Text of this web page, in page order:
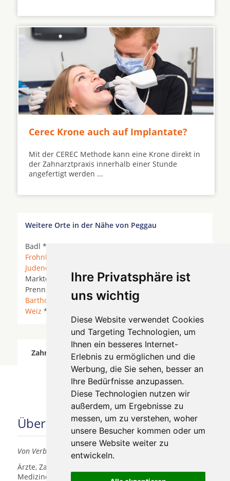
Ihre Privatsphäre ist
uns wichtig
Diese Website verwendet Cookies
und Targeting Technologien, um
Ihnen ein besseres Internet-
Erlebnis zu ermöglichen und die
Werbung, die Sie sehen, besser an
Ihre Bedürfnisse anzupassen.
Diese Technologien nutzen wir
außerdem, um Ergebnisse zu
messen, um zu verstehen, woher
unsere Besucher kommen oder um
unsere Website weiter zu
entwickeln.
Cerec Krone auch auf Implantate?
Mit der CEREC Methode kann eine Krone direkt in
der Zahnarztpraxis innerhalb einer Stunde
angefertigt werden ...
Weitere Orte in der Nähe von Peggau
Badl * Deutschfeistritz *
Frohnleiten
Judendorf-Straßengel
Markterviertl *Neuseiersberg*Passail *Peggau
Prenning * Schrauding * Schönegg *
Bartholomä
*St. Radegund bei Graz
Weiz *
Zahnärzte für Zahnimplantete in Peggau wurde
am 07 August 2026 aktualisiert.
Über uns
Von Verbrauchern für Verbraucher
Ärzte, Zahnärzte, Akustiker und andere
Medizindienstleister haben hier die Möglichkeit, sich